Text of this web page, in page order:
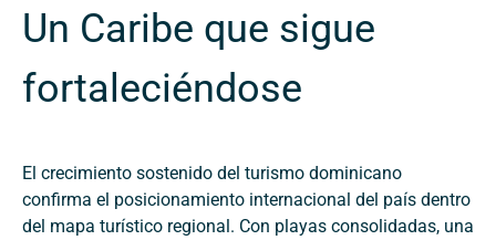
Un Caribe que sigue
fortaleciéndose
El crecimiento sostenido del turismo dominicano
confirma el posicionamiento internacional del país dentro
del mapa turístico regional. Con playas consolidadas, una